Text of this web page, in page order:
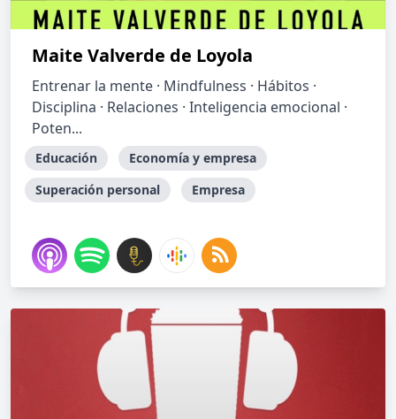
Maite Valverde de Loyola
Entrenar la mente · Mindfulness · Hábitos ·
Disciplina · Relaciones · Inteligencia emocional ·
Poten...
Educación
Economía y empresa
Superación personal
Empresa